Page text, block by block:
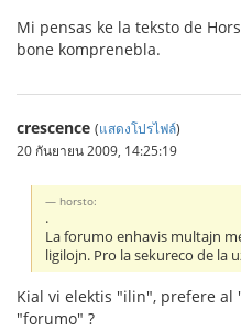
Mi pensas ke la teksto de
bone komprenebla.
crescence (แสดงโปรไฟล์)
20 กันยายน 2009, 14:25:19
horsto:
.
La forumo enhavis multajn
ligilojn. Pro la sekureco de la
Kial vi elektis "ilin", prefere al
"forumo" ?